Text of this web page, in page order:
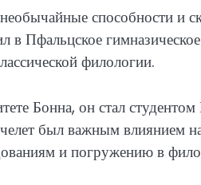
способности и
в Пфальцское
филологии.
Бонна, он стал
был важным влиянием
и погружению в